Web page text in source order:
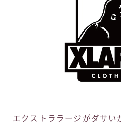
エクストララージがダサい